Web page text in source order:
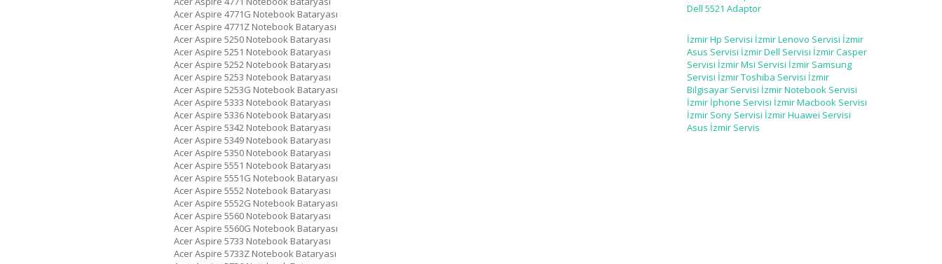
Acer Aspire 4771G Notebook Bataryası
Acer Aspire 4771Z Notebook Bataryası
Acer Aspire 5250 Notebook Bataryası
Acer Aspire 5251 Notebook Bataryası
Acer Aspire 5252 Notebook Bataryası
Acer Aspire 5253 Notebook Bataryası
Acer Aspire 5253G Notebook Bataryası
Acer Aspire 5333 Notebook Bataryası
Acer Aspire 5336 Notebook Bataryası
Acer Aspire 5342 Notebook Bataryası
Acer Aspire 5349 Notebook Bataryası
Acer Aspire 5350 Notebook Bataryası
Acer Aspire 5551 Notebook Bataryası
Acer Aspire 5551G Notebook Bataryası
Acer Aspire 5552 Notebook Bataryası
Acer Aspire 5552G Notebook Bataryası
Acer Aspire 5560 Notebook Bataryası
Acer Aspire 5560G Notebook Bataryası
Acer Aspire 5733 Notebook Bataryası
Acer Aspire 5733Z Notebook Bataryası
Dell 5521 Adaptor
İzmir Hp Servisi İzmir Lenovo Servisi İzmir
Asus Servisi İzmir Dell Servisi İzmir Casper
Servisi İzmir Msi Servisi İzmir Samsung
Servisi İzmir Toshiba Servisi İzmir
Bilgisayar Servisi İzmir Notebook Servisi
İzmir İphone Servisi İzmir Macbook Servisi
İzmir Sony Servisi İzmir Huawei Servisi
Asus İzmir Servis